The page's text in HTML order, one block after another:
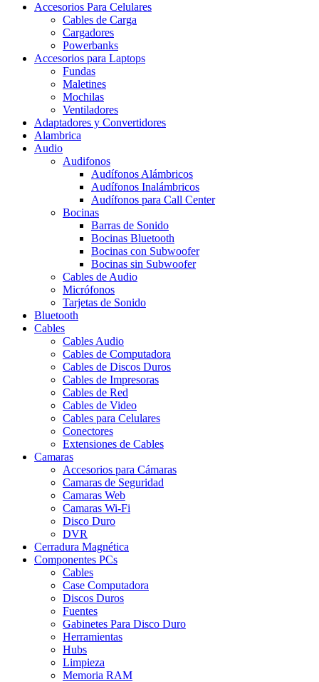
Accesorios Para Celulares
Cables de Carga
Cargadores
Powerbanks
Accesorios para Laptops
Fundas
Maletines
Mochilas
Ventiladores
Adaptadores y Convertidores
Alambrica
Audio
Audifonos
Audífonos Alámbricos
Audífonos Inalámbricos
Audífonos para Call Center
Bocinas
Barras de Sonido
Bocinas Bluetooth
Bocinas con Subwoofer
Bocinas sin Subwoofer
Cables de Audio
Micrófonos
Tarjetas de Sonido
Bluetooth
Cables
Cables Audio
Cables de Computadora
Cables de Discos Duros
Cables de Impresoras
Cables de Red
Cables de Video
Cables para Celulares
Conectores
Extensiones de Cables
Camaras
Accesorios para Cámaras
Camaras de Seguridad
Camaras Web
Camaras Wi-Fi
Disco Duro
DVR
Cerradura Magnética
Componentes PCs
Cables
Case Computadora
Discos Duros
Fuentes
Gabinetes Para Disco Duro
Herramientas
Hubs
Limpieza
Memoria RAM